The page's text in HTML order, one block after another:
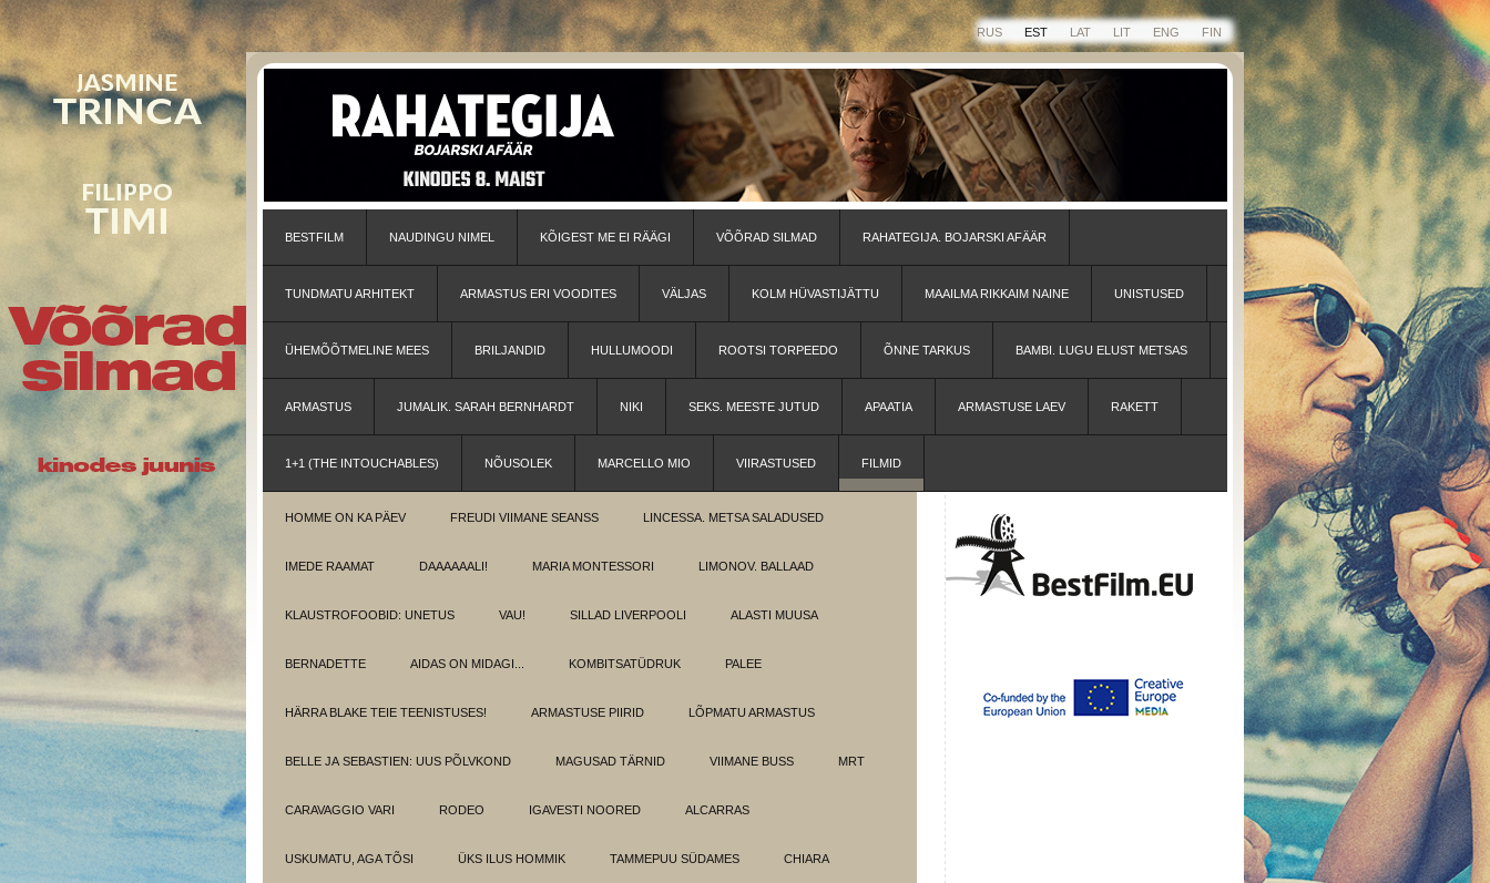
RUS EST LAT LIT ENG FIN
BESTFILM NAUDINGU NIMEL KÕIGEST ME EI RÄÄGI VÕÕRAD SILMAD RAHATEGIJA. BOJARSKI AFÄÄR
TUNDMATU ARHITEKT ARMASTUS ERI VOODITES VÄLJAS KOLM HÜVASTIJÄTTU MAAILMA RIKKAIM NAINE UNISTUSED
ÜHEMÕÕTMELINE MEES BRILJANDID HULLUMOODI ROOTSI TORPEEDO ÕNNE TARKUS BAMBI. LUGU ELUST METSAS
ARMASTUS JUMALIK. SARAH BERNHARDT NIKI SEKS. MEESTE JUTUD APAATIA ARMASTUSE LAEV RAKETT
1+1 (THE INTOUCHABLES) NÕUSOLEK MARCELLO MIO VIIRASTUSED FILMID
HOMME ON KA PÄEV FREUDI VIIMANE SEANSS LINCESSA. METSA SALADUSED
IMEDE RAAMAT DAAAAAALI! MARIA MONTESSORI LIMONOV. BALLAAD
KLAUSTROFOOBID: UNETUS VAU! SILLAD LIVERPOOLI ALASTI MUUSA
BERNADETTE AIDAS ON MIDAGI... KOMBITSATÜDRUK PALEE
HÄRRA BLAKE TEIE TEENISTUSES! ARMASTUSE PIIRID LÕPMATU ARMASTUS
BELLE JA SEBASTIEN: UUS PÕLVKOND MAGUSAD TÄRNID VIIMANE BUSS MRT
CARAVAGGIO VARI RODEO IGAVESTI NOORED ALCARRAS
USKUMATU, AGA TÕSI ÜKS ILUS HOMMIK TAMMEPUU SÜDAMES CHIARA